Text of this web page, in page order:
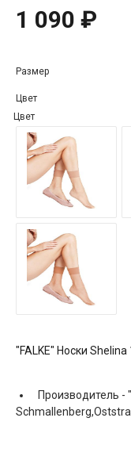
1 090 ₽
Размер
Цвет
Цвет
"FALKE" Носки
Производитель -